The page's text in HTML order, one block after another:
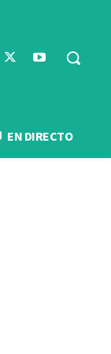
EN DIRECTO